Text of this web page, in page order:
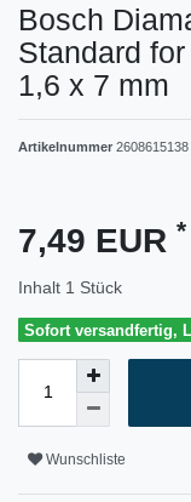
Bosch
Standard
1,6 x 7 mm
Artikelnummer 2608615138
7,49 EUR *
Inhalt 1 Stück
Sofort versandfertig,
Wunschliste